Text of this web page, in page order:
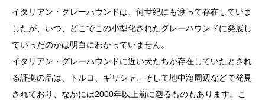
イタリアン・グレーハウンドは、何世紀にも渡って存在していま
したが、いつ、どこでこの小型化されたグレーハウンドに発展し
ていったのかは明白にわかっていません。
イタリアン・グレーハウンドに近い犬たちが存在していたとされ
る証拠の品は、トルコ、ギリシャ、そして地中海周辺などで発見
されており、なかには2000年以上前に遡るものもあります。こ